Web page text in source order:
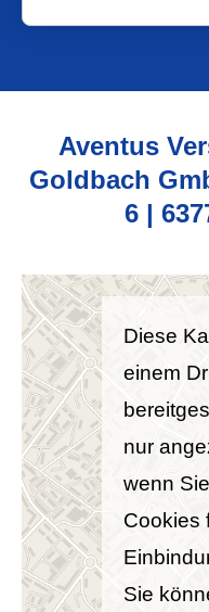
Aventus
Goldbach
6 |
Diese
einem
nur
wenn
Cookies
Sie